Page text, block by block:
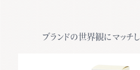
ブランドの世界観にマッチ